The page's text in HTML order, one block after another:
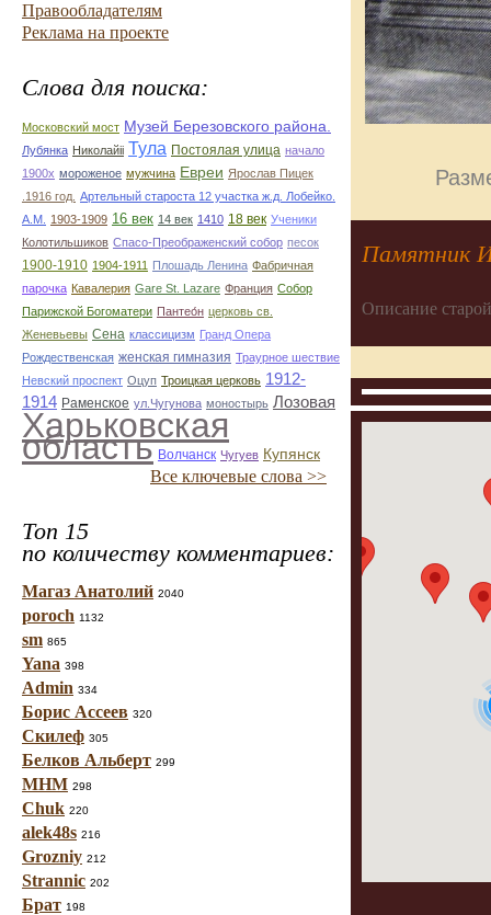
Правообладателям
Реклама на проекте
Слова для поиска:
Московский мост Музей Березовского района.
Лубянка Николайii Тула Постоялая улица начало
1900х мороженое мужчина Евреи Ярослав Пицек
.1916 год. Артельный староста 12 участка ж.д. Лобейко.
А.М.
1903-1909 16 век 14 век 1410 18 век Ученики
Колотильшиков Спасо-Преображенский собор песок
1900-1910 1904-1911 Плошадь Ленина Фабричная
парочка Кавалерия Gare St. Lazare Франция Собор
Парижской Богоматери Пантео́н церковь св.
Женевьевы Сена классицизм Гранд Опера
Рождественская женская гимназия Траурное шествие
Невский проспект Оцуп Троицкая церковь 1912-
1914 Раменское ул.Чугунова моностырь Лозовая
Харьковская
область Волчанск Чугуев Купянск
Все ключевые слова >>
Топ 15
по количеству комментариев:
Магаз Анатолий 2040
poroch 1132
sm 865
Yana 398
Admin 334
Борис Ассеев 320
Скилеф 305
Белков Альберт 299
МНМ 298
Chuk 220
alek48s 216
Grozniy 212
Strannic 202
Брат 198
Памятник
Описание